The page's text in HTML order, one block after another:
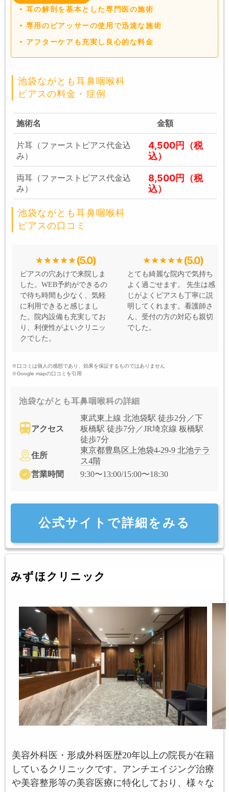
耳の解剖を基本とした専門医の施術
専用のピアッサーの使用で迅速な施術
アフターケアも充実し良心的な料金
池袋ながとも耳鼻咽喉科
ピアスの料金・症例
施術名 金額
片耳（ファーストピアス代金込
み）
4,500円（税
込）
両耳（ファーストピアス代金込
み）
8,500円（税
込）
池袋ながとも耳鼻咽喉科
ピアスの口コミ
(5.0)
ピアスの穴あけで来院しま
した。WEB予約ができるの
で待ち時間も少なく、気軽
に利用できると感じまし
た。院内設備も充実してお
り、利便性がよいクリニッ
クでした。
(5.0)
とても綺麗な院内で気持ち
よく過ごせます。 先生は感
じがよくピアスも丁寧に説
明してくれます。看護師さ
ん、受付の方の対応も親切
でした。
※口コミは個人の感想であり、効果を保証するものではありません
※Google mapの口コミを引用
池袋ながとも耳鼻咽喉科の詳細
アクセス
東武東上線 北池袋駅 徒歩2分／下
板橋駅 徒歩7分／JR埼京線 板橋駅
徒歩7分
住所
東京都豊島区上池袋4-29-9 北池テラ
ス4階
営業時間
9:30〜13:00/15:00〜18:30
公式サイトで詳細をみる
みずほクリニック
美容外科医・形成外科医歴20年以上の院長が在籍
しているクリニックです。アンチエイジング治療
や美容整形等の美容医療に特化しており、様々な